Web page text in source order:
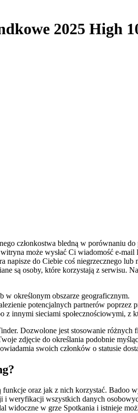
2025 High
członkostwa bledną w porównaniu
może wysłać Ci wiadomość e-
napisze do Ciebie coś niegrzecznego
są osoby, które korzystają z
w określonym obszarze geograficznym.
potencjalnych partnerów poprzez
innymi sieciami społecznościowymi, z
Dozwolone jest stosowanie
zdjęcie do określania podobnie
swoich członków o statusie
oraz jak z nich korzystać.
i weryfikacji wszystkich danych
widoczne w grze Spotkania i istnieje